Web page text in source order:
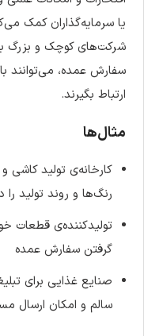
یا سرمایه‌گذاران کمک
شرکت‌های کوچک و بزرگ
سفارش عمده، می‌توانند
ارتباط بگیرند.
مثال‌ها
کارخانه‌ی تولید کاشی و
رنگ‌ها و روند تولید
تولیدکننده‌ی قطعات
گرفتن سفارش عمده
صنایع غذایی برای
سالم و امکان ارسال